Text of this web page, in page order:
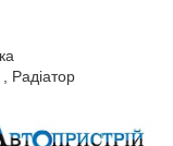
Радіатор